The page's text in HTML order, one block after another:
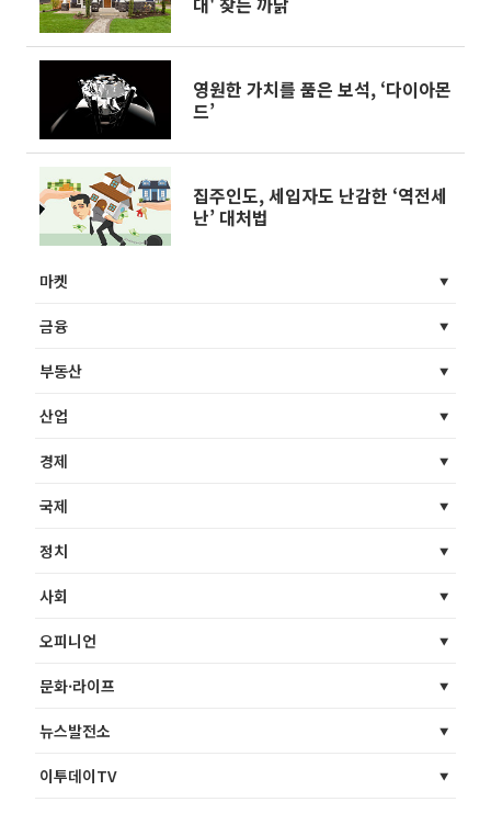
영원한 가치를 품은 보석, ‘다이아몬
드’
집주인도, 세입자도 난감한 ‘역전세
난’ 대처법
마켓
금융
부동산
산업
경제
국제
정치
사회
오피니언
문화·라이프
뉴스발전소
이투데이TV